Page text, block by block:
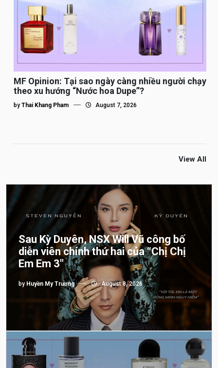
MF Opinion: Tại sao ngày càng nhiều người chạy
theo xu hướng “Nước hoa Dupe”?
by Thai Khang Pham August 7, 2026
View All
Sau Kỳ Duyên, NSX Will Vũ công bố
diễn viên chính thứ hai của “Chị Chị
Em Em 3″
by Huyền My Trương August 8, 2026